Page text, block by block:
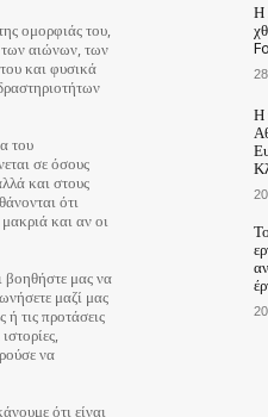
ομορφιάς του,
των αιώνων, των
και φυσικά
του
σε όσους
και στους
ότι
και αν οι
βοηθήστε μας να
μαζί μας
ή τις προτάσεις
να
ότι είναι
Η
Η